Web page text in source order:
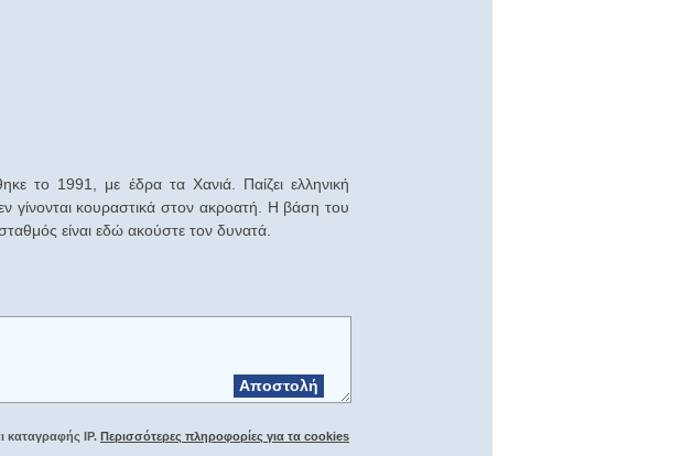
το 1991, με έδρα τα Χανιά. Παίζει ελληνική
γίνονται κουραστικά στον ακροατή. Η βάση του
είναι εδώ ακούστε τον δυνατά.
Αποστολή
καταγραφής IP. Περισσότερες πληροφορίες για τα cookies